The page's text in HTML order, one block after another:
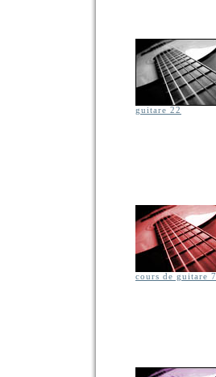
guitare 22
cours de guitare 7